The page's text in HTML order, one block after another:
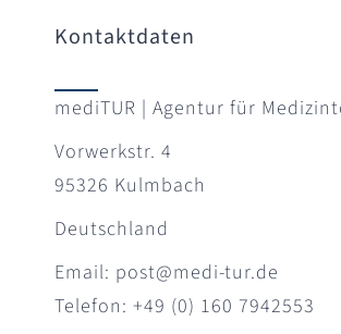
Kontaktdaten
mediTUR | Agentur für
Vorwerkstr. 4
95326 Kulmbach
Deutschland
Email: post@medi-tur.de
Telefon: +49 (0) 160 7942553